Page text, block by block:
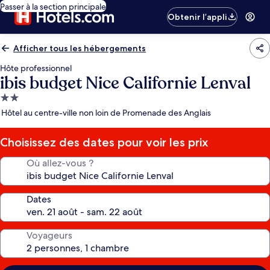
Passer à la section principale
Obtenir l’appli
Afficher tous les hébergements
Hôte professionnel
ibis budget Nice Californie Lenval
Hébergement
2.0 étoiles
Hôtel au centre-ville non loin de Promenade des Anglais
Choisissez des dates pour voir les prix
Où allez-vous ?
Dates
Voyageurs